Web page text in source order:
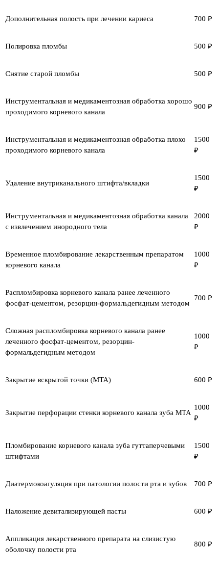
Дополнительная полость при лечении кариеса 700 ₽
Полировка пломбы 500 ₽
Снятие старой пломбы 500 ₽
Инструментальная и медикаментозная обработка хорошо
проходимого корневого канала
900 ₽
Инструментальная и медикаментозная обработка плохо
проходимого корневого канала
1500
₽
Удаление внутриканального штифта/вкладки
1500
₽
Инструментальная и медикаментозная обработка канала
с извлечением инородного тела
2000
₽
Временное пломбирование лекарственным препаратом
корневого канала
1000
₽
Распломбировка корневого канала ранее леченного
фосфат-цементом, резорцин-формальдегидным методом
700 ₽
Сложная распломбировка корневого канала ранее
леченного фосфат-цементом, резорцин-
формальдегидным методом
1000
₽
Закрытие вскрытой точки (МТА) 600 ₽
Закрытие перфорации стенки корневого канала зуба МТА
1000
₽
Пломбирование корневого канала зуба гуттаперчевыми
штифтами
1500
₽
Диатермокоагуляция при патологии полости рта и зубов 700 ₽
Наложение девитализирующей пасты 600 ₽
Аппликация лекарственного препарата на слизистую
оболочку полости рта
800 ₽